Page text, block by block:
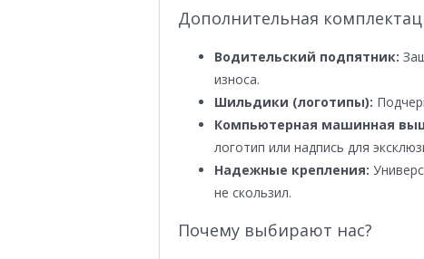
Дополнительная
Водительский подпятник:
износа.
Шильдики (логотипы):
Компьютерная машинная
логотип или надпись для
Надежные крепления:
не скользил.
Почему выбирают нас?